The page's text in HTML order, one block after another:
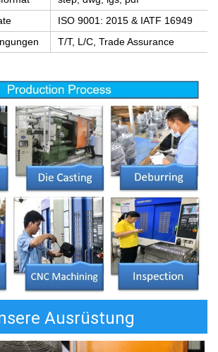
ISO 9001: 2015 & IATF 16949
T/T, L/C, Trade Assurance
Ausrüstung